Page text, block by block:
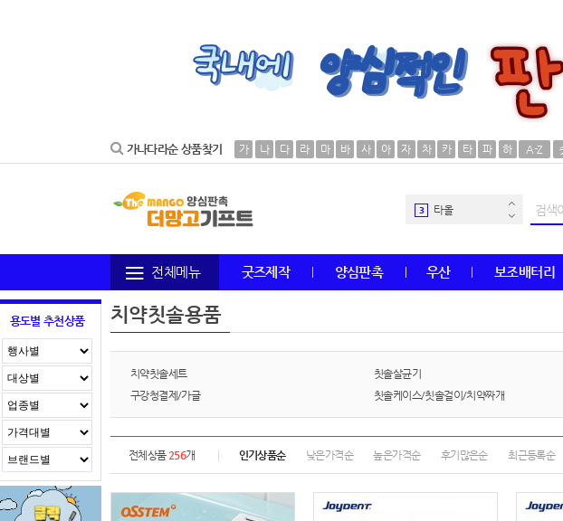
가나다라순 상품찾기 가 나 다 라 마 바 사 아 자 차 카 타 파 하 A-Z
30 AP-100106
3 타올
5 볼펜
양심판촉
7
파우치
전체메뉴 굿즈제작 양심판촉 우산 보조배터리
용도별 추천상품 치약칫솔용품
치약칫솔세트 칫솔살균기
구강청결제/가글
칫솔케이스/칫솔걸이/치약짜개
전체상품 256개 인기상품순 낮은가격순 높은가격순 후기많은순 최근등록순